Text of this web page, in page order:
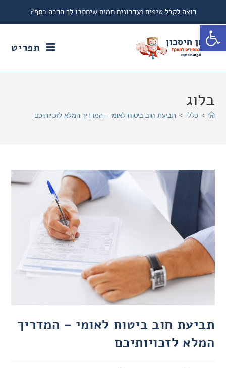
רוצה לקבל טיפים ועדכונים חמים שיחסכו לך הרבה כסף?
תפריט
בלוג
> כללי > תביעת חוב ביטוח לאומי – המדריך המלא לזכויותיכם
תביעת חוב ביטוח לאומי – המדריך
המלא לזכויותיכם
פתח סרגל נגישות